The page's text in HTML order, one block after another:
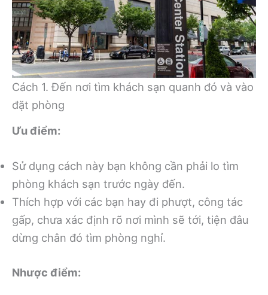
Cách 1. Đến nơi tìm khách sạn quanh đó và vào
đặt phòng
Ưu điểm:
Sử dụng cách này bạn không cần phải lo tìm
phòng khách sạn trước ngày đến.
Thích hợp với các bạn hay đi phượt, công tác
gấp, chưa xác định rõ nơi mình sẽ tới, tiện đâu
dừng chân đó tìm phòng nghỉ.
Nhược điểm: